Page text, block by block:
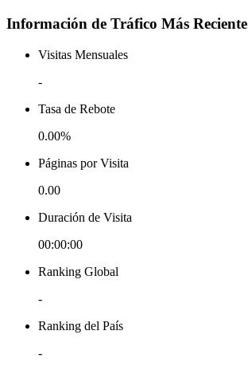
Información de Tráfico Más Reciente
Visitas Mensuales
-
Tasa de Rebote
0.00%
Páginas por Visita
0.00
Duración de Visita
00:00:00
Ranking Global
-
Ranking del País
-